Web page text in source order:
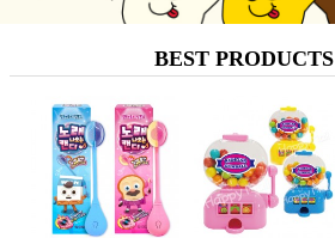
BEST PRODUCTS